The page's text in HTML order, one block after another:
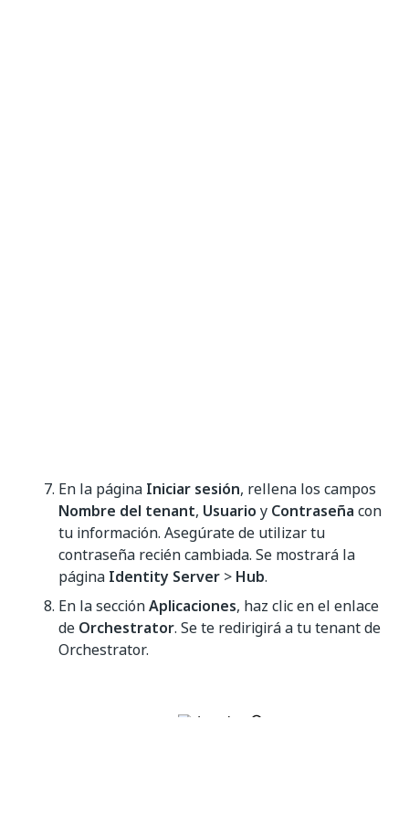
En la página Iniciar sesión, rellena los campos
Nombre del tenant, Usuario y Contraseña con
tu información. Asegúrate de utilizar tu
contraseña recién cambiada. Se mostrará la
página Identity Server > Hub.
En la secciónAplicaciones, haz clic en el enlace
de Orchestrator. Se te redirigirá a tu tenant de
Orchestrator.